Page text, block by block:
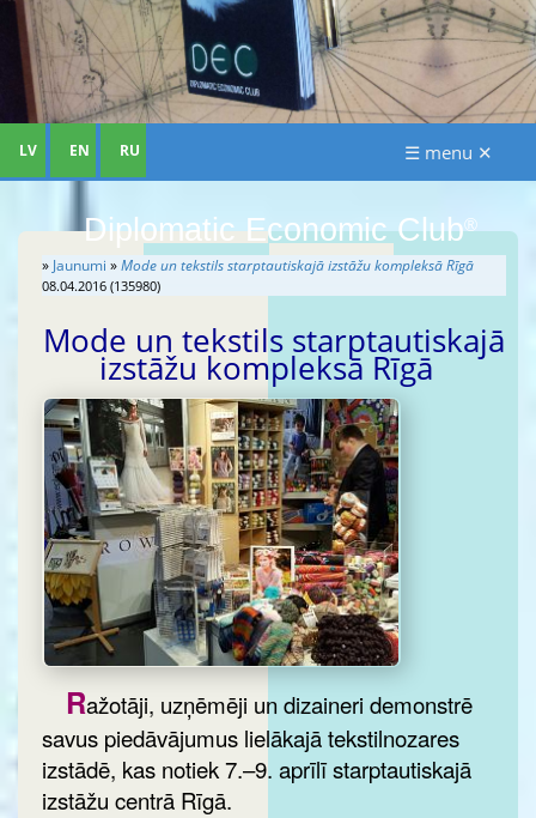
Diplomatic Economic Club®
LV EN RU ☰ menu ✕
» Jaunumi »Mode un tekstils starptautiskajā izstāžu kompleksā Rīgā
08.04.2016 (135980)
Mode un tekstils starptautiskajā
izstāžu kompleksā Rīgā
Ražotāji, uzņēmēji un dizaineri demonstrē
savus piedāvājumus lielākajā tekstilnozares
izstādē, kas notiek 7.–9. aprīlī starptautiskajā
izstāžu centrā Rīgā.